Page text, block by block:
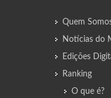
Quem
Notícias do
Edições
Ranking
O que é?